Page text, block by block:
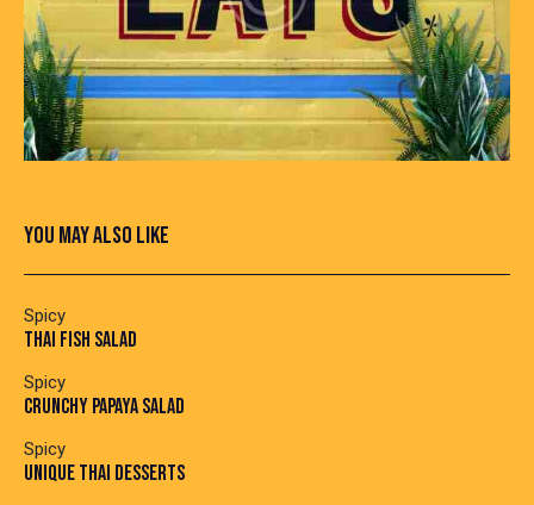
YOU MAY ALSO LIKE
Spicy
THAI FISH SALAD
Spicy
CRUNCHY PAPAYA SALAD
Spicy
UNIQUE THAI DESSERTS